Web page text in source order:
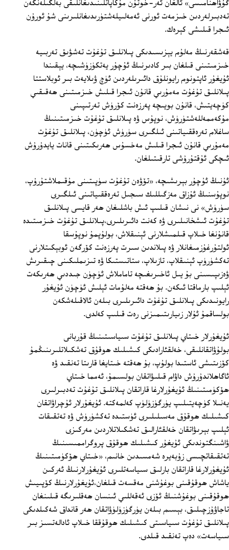
گۇۋاھنامىسى» ئالغان ئەر-خوتۇن مۇكاپاتلىنىدىغانلىقى بەلگىلەنگەن
تەدبىرلەردىن خىزمەت ئورنى ئەمەلىيلەشتۈرىدىغانلىرىنى شۇ ئورۇن
ئىجرا قىلىشى كېرەك.
قەشقەرنىڭ مەلۇم يېزىسىدىكى پىلانلىق تۇغۇت تەشۋىق تەربىيە
خىزمىتىنى قىلغان بىر كادىرنىڭ ئۇچۇر يەتكۈزۈشىچە، يېقىندا
ئۇيغۇر ئاپتونوم رايونلۇق دائىرىلەردىن ئۈچ ۋىلايەت بىر ئوبلاستتا
پىلانلىق تۇغۇت مەمۇرىي قانۇن ئىجرا قىلىش خىزمىتىنى ھەقىقىي
كۈچەيتىش، قانۇن بويىچە پەرزەنت كۆرۈش تەرتىپىنى
مۇكەممەللەشتۈرۈش، نوپۇس ۋە پىلانلىق تۇغۇت خىزمىتىنىڭ
ساغلام تەرەققىياتىنى ئىلگىرى سۈرۈش ئۈچۈن، پىلانلىق تۇغۇت
مەمۇرىي قانۇن ئىجرا قىلىش مەخسۇس ھەرىكىتىنى قانات يايدۇرۇش
ئىچكى ئۇقتۇرۇشى تارقىتىلغان.
ئۇنىڭ ئۇچۇر بېرىشىچە، «تۆۋەن تۇغۇت سۈپىتىنى مۇقىملاشتۇرۇپ،
نوپۇسنىڭ ئۇزاق مەزگىللىك سىجىل تەرەققىياتىنى ئىلگىرى
سۈرۈش» نى نىشان قىلىپ ئىش باشلىغان ھەر قايسى پىلانلىق
تۇغۇت ئىشخانىلىرى ۋە كەنت دائىرىلىرى،پىلانلىق تۇغۇت خىزمىتىدە
قانۇنغا خىلاپ قىلمىشلارنى ئېنىقلاش، بولۇپمۇ نوپۇسقا
ئولتۇرغۇزمىغانلار ۋە پىلاندىن سىرت پەرزەنت كۆرگەن ئوبېكىتلارنى
تەكشۈرۈپ ئېنىقلاپ، تازىلاپ، ستاتىستىكا ۋە تىزىملىكىنى چىقىرىش
ۋەزىپىسىنى بۇ يىل ئاخىرىغىچە تاماملاش ئۈچۈن جىددىي ھەرىكەت
ئېلىپ بارماقتا ئىكەن. بۇ ھەقتە مەلۇمات ئېلىش ئۈچۈن ئۇيغۇر
رايونىدىكى پىلانلىق تۇغۇت دائىرىلىرى بىلەن ئالاقىلەشكەن
بولساقمۇ ئۇلار زىيارىتىمىزنى رەت قىلىپ كەلدى.
ئۇيغۇرلار خىتاي پىلانلىق تۇغۇت سىياسىتىنىڭ قۇربانى
بولۇۋاتقانلىقى، خەلقئارادىكى كىشىلىك ھوقۇق تەشكىلاتلىرىنىڭمۇ
كۆزىتىشى ئاستىدا بولۇپ، بۇ ھەقتە خىتايغا قارىتا تەنقىد ۋە
ئاگاھلاندۇرۇش داۋام قىلىۋاتقان بولسىمۇ، ئەمما خىتاي
ھۆكۈمىتىنىڭ ئۇيغۇرلارغا قاراتقان پىلانلىق تۇغۇت تەدبىرلىرى
يەنىلا كۈچەيتىلىپ يۈرگۈزۈلۈپ كەلمەكتە. ئۇيغۇرلار ئۇچراۋاتقان
كىشىلىك ھوقۇق مەسىلىلىرى ئۈستىدە تەكشۈرۈش ۋە تەتقىقات
ئېلىپ بېرىۋاتقان خەلقئارالىق تەشكىلاتلاردىن مەركىزى
ۋاشىنگتوندىكى ئۇيغۇر كىشىلىك ھوقۇق پروگراممىسىنىڭ
تەتقىقاتچىسى زۇبەيرە شەمسىدىن خانىم، «خىتاي ھۆكۈمىتىنىڭ
ئۇيغۇرلارغا قاراتقان بارلىق سىياسەتلىرى ئۇيغۇرلارنىڭ ئەركىن
ياشاش ھوقۇقىنى بوغۇشنى مەقسەت قىلغان،ئۇيغۇرلارنىڭ كۆپىيىش
ھوقۇقىنى بوغۇشنىڭ ئۆزى ئەقەللىي ئىنسان ھەقلىرىگە قىلىنغان
تاجاۋۇزچىلىق، بېسىم بىلەن يۈرگۈزۈلۈۋاتقان ھەر قانداق شەكىلدىكى
پىلانلىق تۇغۇت سىياسىتى كىشىلىك ھوقۇققا خىلاپ ئادالەتسىز بىر
سىياسەت» دەپ تەنقىد قىلدى.